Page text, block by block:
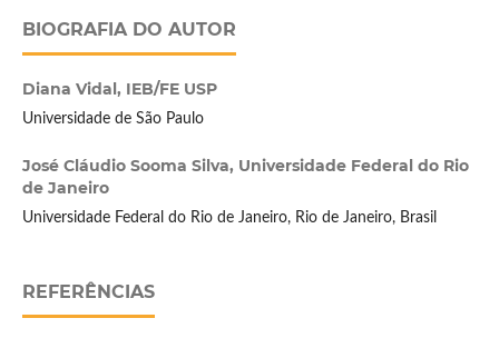
BIOGRAFIA DO AUTOR
Diana Vidal, IEB/FE USP
Universidade de São Paulo
José Cláudio Sooma Silva, Universidade Federal do Rio
de Janeiro
Universidade Federal do Rio de Janeiro, Rio de Janeiro, Brasil
REFERÊNCIAS